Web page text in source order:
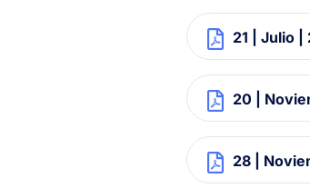
21 | Julio |
20 |
28 |